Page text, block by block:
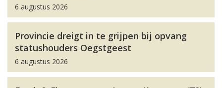
6 augustus 2026
Provincie dreigt in te grijpen bij opvang
statushouders Oegstgeest
6 augustus 2026